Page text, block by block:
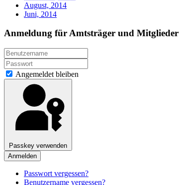
August, 2014
Juni, 2014
Anmeldung für Amtsträger und Mitglieder
Angemeldet bleiben
Passkey verwenden
Anmelden
Passwort vergessen?
Benutzername vergessen?